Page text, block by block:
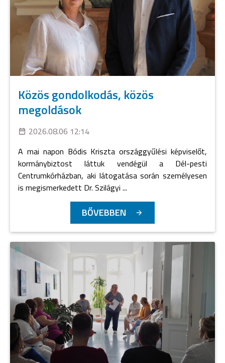
Közös gondolkodás, közös
megoldások
2026.08.06 12:14
A mai napon Bódis Kriszta országgyűlési képviselőt,
kormánybiztost láttuk vendégül a Dél-pesti
Centrumkórházban, aki látogatása során személyesen
is megismerkedett Dr. Szilágyi ...
BŐVEBBEN